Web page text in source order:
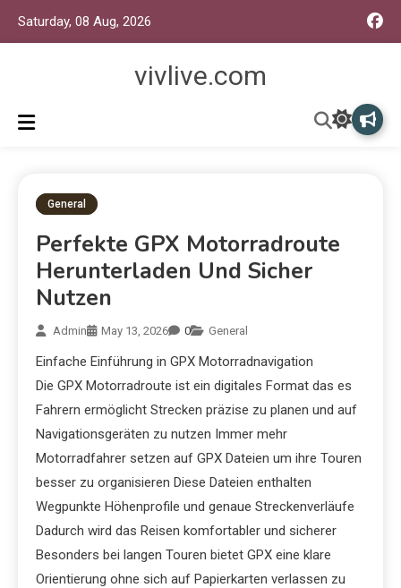
Saturday, 08 Aug, 2026
vivlive.com
General
Perfekte GPX Motorradroute
Herunterladen Und Sicher
Nutzen
Admin May 13, 2026 0 General
Einfache Einführung in GPX Motorradnavigation
Die GPX Motorradroute ist ein digitales Format das es
Fahrern ermöglicht Strecken präzise zu planen und auf
Navigationsgeräten zu nutzen Immer mehr
Motorradfahrer setzen auf GPX Dateien um ihre Touren
besser zu organisieren Diese Dateien enthalten
Wegpunkte Höhenprofile und genaue Streckenverläufe
Dadurch wird das Reisen komfortabler und sicherer
Besonders bei langen Touren bietet GPX eine klare
Orientierung ohne sich auf Papierkarten verlassen zu